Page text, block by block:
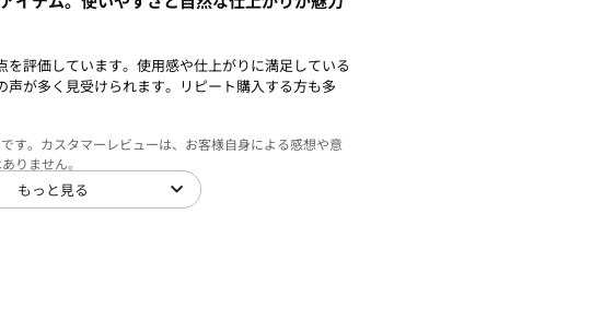
評価しています。使用感や仕上がりに満足している
が多く見受けられます。リピート購入する方も多
す。カスタマーレビューは、お客様自身による感想や意
りません。
もっと見る